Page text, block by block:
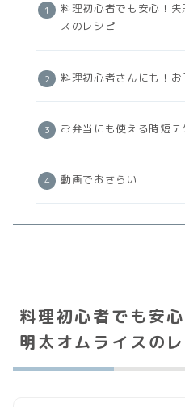
料理初心者でも安心！
スのレシピ
料理初心者さんにも！
お弁当にも使える時短テ
動画でおさらい
料理初心者でも安
明太オムライスの